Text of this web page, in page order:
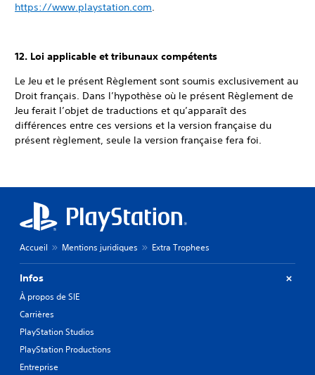
https://www.playstation.com.
12. Loi applicable et tribunaux compétents
Le Jeu et le présent Règlement sont soumis exclusivement au
Droit français. Dans l’hypothèse où le présent Règlement de
Jeu ferait l’objet de traductions et qu’apparaît des
différences entre ces versions et la version française du
présent règlement, seule la version française fera foi.
Accueil Mentions juridiques Extra Trophees
Infos
À propos de SIE
Carrières
PlayStation Studios
PlayStation Productions
Entreprise